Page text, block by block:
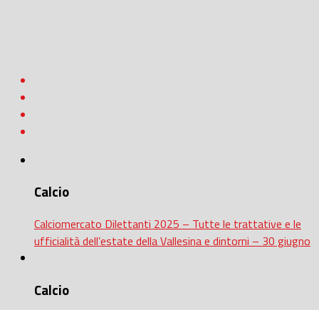
Calcio
Calciomercato Dilettanti 2025 – Tutte le trattative e le
ufficialità dell’estate della Vallesina e dintorni – 30 giugno
Calcio